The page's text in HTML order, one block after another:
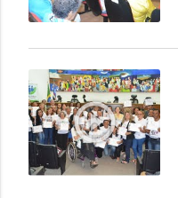
play_circle_outline